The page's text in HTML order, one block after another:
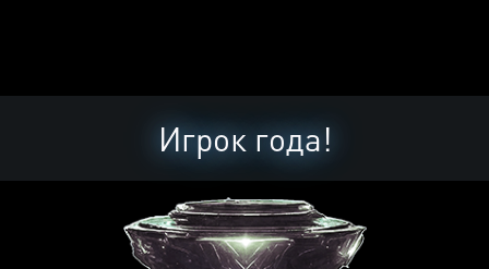
Игрок года!